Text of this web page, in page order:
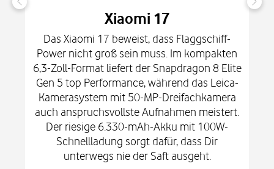
Xiaomi 17
Das Xiaomi 17 beweist, dass Flaggschiff-
Power nicht groß sein muss. Im kompakten
6,3-Zoll-Format liefert der Snapdragon 8 Elite
Gen 5 top Performance, während das Leica-
Kamerasystem mit 50-MP-Dreifachkamera
auch anspruchsvollste Aufnahmen meistert.
Der riesige 6.330-mAh-Akku mit 100W-
Schnellladung sorgt dafür, dass Dir
unterwegs nie der Saft ausgeht.